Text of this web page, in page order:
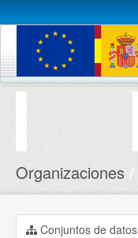
Conjuntos de datos
Organizaciones
Conjuntos de datos